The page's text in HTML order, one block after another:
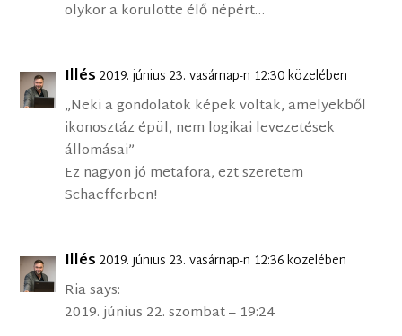
olykor a körülötte élő népért…
Illés 2019. június 23. vasárnap-n 12:30 közelében
„Neki a gondolatok képek voltak, amelyekből
ikonosztáz épül, nem logikai levezetések
állomásai” –
Ez nagyon jó metafora, ezt szeretem
Schaefferben!
Illés 2019. június 23. vasárnap-n 12:36 közelében
Ria says:
2019. június 22. szombat – 19:24